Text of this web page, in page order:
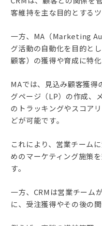
客維持を主な目的とするツ
一方、MA（Marketing
グ活動の自動化を目的と
顧客）の獲得や育成に特化
MAでは、見込み顧客獲得
グページ（LP）の作成、
のトラッキングやスコア
どが可能です。
これにより、営業チーム
めのマーケティング施策
す。
一方、CRMは営業チーム
に、受注獲得やその後の